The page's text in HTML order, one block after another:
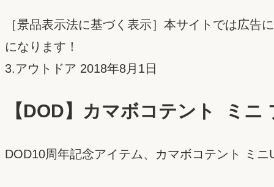
［景品表示法に基づく表示］本サイトでは広
になります！
3.アウトドア 投
日：
2018年8月1日
【DOD】カマボコテント ミ
DOD10周年記念アイテム、カマボコテント ミニ